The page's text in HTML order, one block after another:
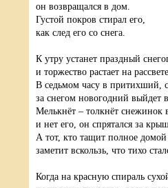
он возвращался в дом.
Густой покров стирал его,
как след его со снега.
К утру устанет праздный
и торжество растает на
В седьмом часу в притихший,
за снегом новогодний выйдет
Мелькнёт – толкнёт снежинок
и нет его, он спрятался за
А тот, кто тащит полное домой
заметит вскользь, что тихо
Когда на красную спираль